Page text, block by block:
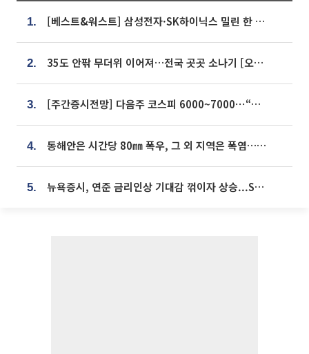
1. [베스트&워스트] 삼성전자·SK하이닉스 밀린 한 주…상상인증권은 85% 급등
2. 35도 안팎 무더위 이어져…전국 곳곳 소나기 [오늘 날씨]
3. [주간증시전망] 다음주 코스피 6000~7000⋯“外人 수급은 정책이 변수”
4. 동해안은 시간당 80㎜ 폭우, 그 외 지역은 폭염…‘극과 극 날씨’
5. 뉴욕증시, 연준 금리인상 기대감 꺾이자 상승...S&P500 사상 최고치 [종합]